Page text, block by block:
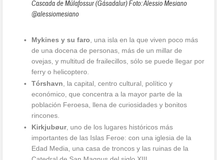
Cascada de Múlafossur (Gásadalur) Foto: Alessio Mesiano
@alessiomesiano
Mykines y su faro , una isla en la que viven poco más
de una docena de personas, más de un millar de
ovejas, y multitud de frailecillos, sólo se puede llegar por
ferry o helicoptero.
Tórshavn , la capital, centro cultural, político y
económico, que concentra a la mayor parte de la
población Feroesa, llena de curiosidades y bonitos
rincones.
Kirkjubøur, uno de los lugares históricos más
importantes de las Islas Feroe: con una iglesia de la
Edad Media, una casa de troncos y las ruinas de la